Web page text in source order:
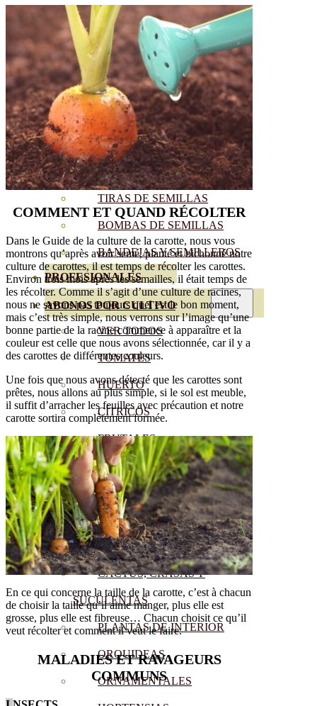
COMESTIBLES
SEMILLAS TRADICIONALES
SEMILLAS BRASICAS
SEMILLAS RAÍZ
SEMILLAS LEGUMINOSAS
MICROGREEN
CUBIERTAS VEGETALES
TIRAS DE SEMILLAS
BOMBAS DE SEMILLAS
BANDEJAS Y SEMILLEROS
PROFESIONALES
ABONOS POR CULTIVO
VER TODOS
TOMATES
HUERTO
CÍTRICOS
FRUTALES
CÉSPED
BONSAI
CONÍFERAS Y SETOS
OLIVO
CACTUS, CRASAS Y
SUCULENTAS
PLANTAS DE INTERIOR
ORQUIDEAS
ORNAMENTALES
COMMENT ET QUAND RÉCOLTER
Dans le Guide de la culture de la carotte, nous vous
montrons qu’après avoir semé, planté et bichonné notre
culture de carottes, il est temps de récolter les carottes.
Environ trois mois après les semailles, il était temps de
les récolter. Comme il s’agit d’une culture de racines,
nous ne savons pas toujours quel est le bon moment,
mais c’est très simple, nous verrons sur l’image qu’une
bonne partie de la racine commence à apparaître et la
couleur est celle que nous avons sélectionnée, car il y a
des carottes de différentes couleurs.
Une fois que nous avons détecté que les carottes sont
prêtes, nous allons au plus simple, si le sol est meuble,
il suffit d’arracher les feuilles avec précaution et notre
carotte sortira complètement formée.
En ce qui concerne la taille de la carotte, c’est à chacun
de choisir la taille qu’il aime manger, plus elle est
grosse, plus elle est fibreuse… Chacun choisit ce qu’il
veut récolter et comment il veut le faire.
MALADIES ET RAVAGEURS
COMMUNS